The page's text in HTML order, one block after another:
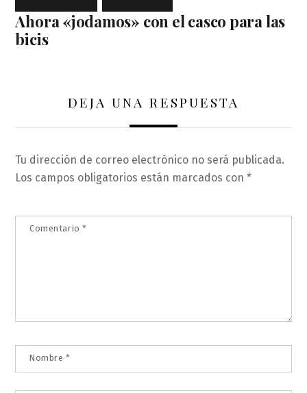
Ahora «jodamos» con el casco para las
bicis
DEJA UNA RESPUESTA
Tu dirección de correo electrónico no será publicada.
Los campos obligatorios están marcados con*
Comentario*
Nombre *